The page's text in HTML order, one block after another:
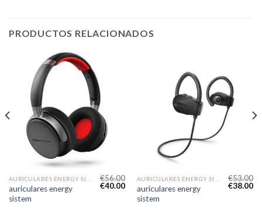
PRODUCTOS RELACIONADOS
auriculares energy
sistem
€56.00
€40.00
auriculares energy
sistem
€53.00
€38.00